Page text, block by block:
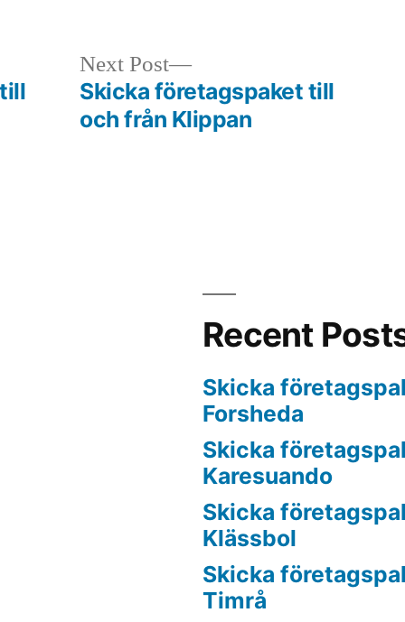
Next Post
Next
post:
Skicka företagspaket till
och från Klippan
Recent
Skicka
Forsheda
Skicka
Karesuando
Skicka
Klässbol
Skicka
Timrå